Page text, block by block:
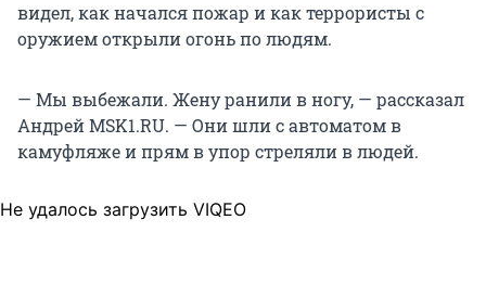
видел, как начался пожар и как террористы с
оружием открыли огонь по людям.
— Мы выбежали. Жену ранили в ногу, — рассказал
Андрей MSK1.RU. — Они шли с автоматом в
камуфляже и прям в упор стреляли в людей.
Не удалось загрузить VIQEO